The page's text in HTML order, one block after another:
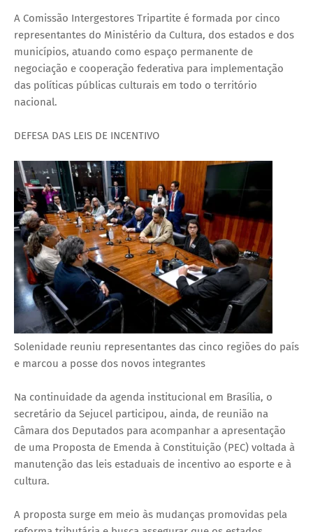
A Comissão Intergestores Tripartite é formada por cinco
representantes do Ministério da Cultura, dos estados e dos
municípios, atuando como espaço permanente de
negociação e cooperação federativa para implementação
das políticas públicas culturais em todo o território
nacional.
DEFESA DAS LEIS DE INCENTIVO
Solenidade reuniu representantes das cinco regiões do país
e marcou a posse dos novos integrantes
Na continuidade da agenda institucional em Brasília, o
secretário da Sejucel participou, ainda, de reunião na
Câmara dos Deputados para acompanhar a apresentação
de uma Proposta de Emenda à Constituição (PEC) voltada à
manutenção das leis estaduais de incentivo ao esporte e à
cultura.
A proposta surge em meio às mudanças promovidas pela